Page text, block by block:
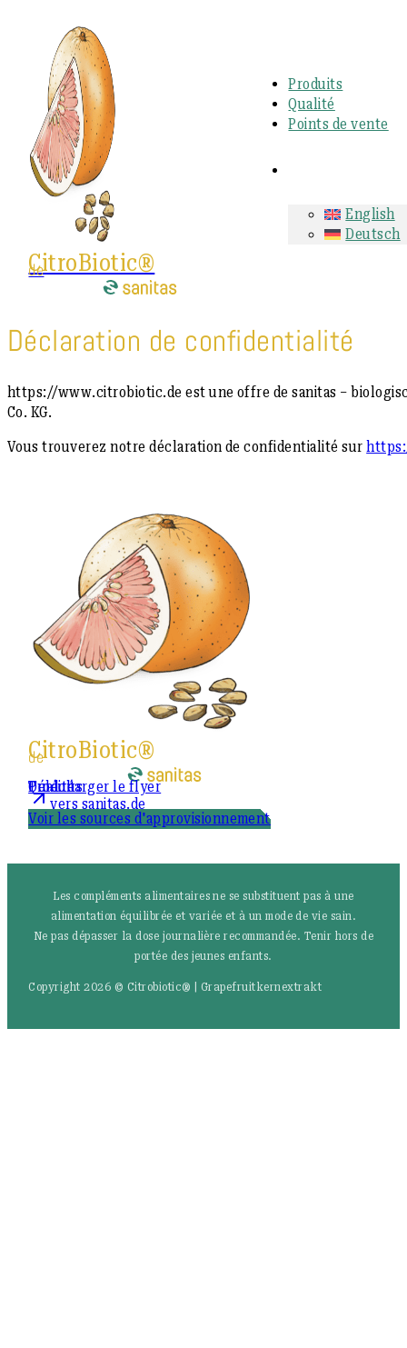
CitroBiotic®
de
Produits
Qualité
Points de vente
English
Deutsch
Déclaration de confidentialité
https://www.citrobiotic.de est une offre de sanitas –
Co. KG.
Vous trouverez notre déclaration de confidentialité sur
CitroBiotic®
de
Produits
Qualité
Télécharger le flyer
vers sanitas.de
Voir les sources d'approvisionnement
Les compléments alimentaires ne se substituent pas à une
alimentation équilibrée et variée et à un mode de vie sain.
Ne pas dépasser la dose journalière recommandée. Tenir hors de
portée des jeunes enfants.
Copyright 2026 © Citrobiotic® | Grapefruitkernextrakt